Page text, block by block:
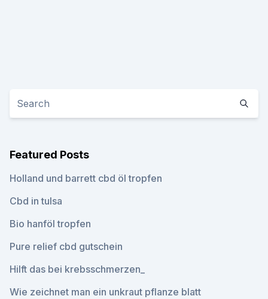
Featured Posts
Holland und barrett cbd öl tropfen
Cbd in tulsa
Bio hanföl tropfen
Pure relief cbd gutschein
Hilft das bei krebsschmerzen_
Wie zeichnet man ein unkraut pflanze blatt